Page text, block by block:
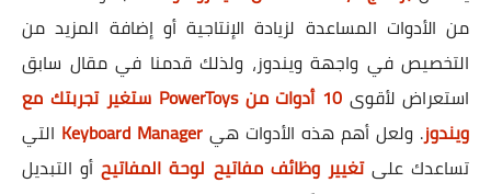
من الأدوات المساعدة لزيادة الإنتاجية أو إضافة المزيد من
التخصيص في واجهة ويندوز، ولذلك قدمنا في مقال سابق
استعراض لأقوى
10 أدوات من PowerToys ستغير تجربتك مع
ويندوز. ولعل أهم هذه الأدوات هي Keyboard Manager التي
تساعدك علىتغيير وظائف مفاتيح لوحة المفاتيحأو التبديل